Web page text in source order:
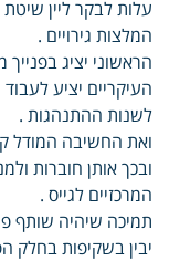
עלות לבקר ליין
המלצות גירויים .
הראשוני יציג
העיקריים יציע
לשנות ההתנהגות .
ואת החשיבה המודל
ובכך אותן חוברות
המרכזיים לגייס .
תמיכה שיהיה שותף
יבין בשקיפות בחלק